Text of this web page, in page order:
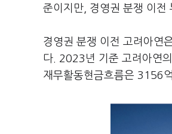
준이지만, 경영권 분쟁 이전
경영권 분쟁 이전 고려아연
다. 2023년 기준 고려아연
재무활동현금흐름은 3156